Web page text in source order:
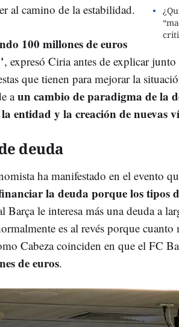
al camino de la estabilidad.
100 millones de euros
, expresó Ciria antes de explicar junto
que tienen para mejorar la
aun cambio de paradigma de la
entidad y la creación de nuevas
deuda
ha manifestado en el evento
la deuda porque los tipos
Barça le interesa más una deuda a
es al revés porque cuanto
Cabeza coinciden en que el FC
de euros.